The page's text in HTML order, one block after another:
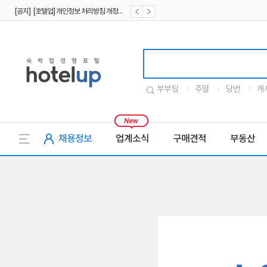
[공지] [호텔업] 개인정보 처리방침 개정본1 (19.09.02)
부부팀 주말 당번 캐
채용정보 업계소식 구매견적 부동산